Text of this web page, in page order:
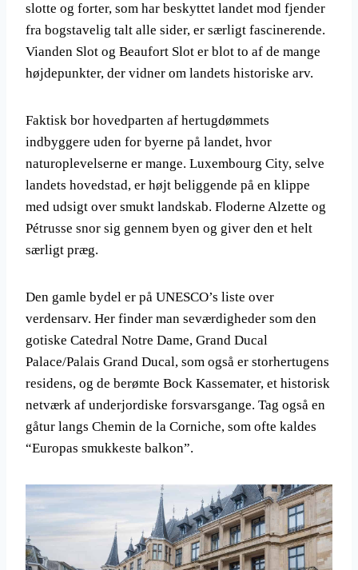
slotte og forter, som har beskyttet landet mod fjender
fra bogstavelig talt alle sider, er særligt fascinerende.
Vianden Slot og Beaufort Slot er blot to af de mange
højdepunkter, der vidner om landets historiske arv.
Faktisk bor hovedparten af hertugdømmets
indbyggere uden for byerne på landet, hvor
naturoplevelserne er mange. Luxembourg City, selve
landets hovedstad, er højt beliggende på en klippe
med udsigt over smukt landskab. Floderne Alzette og
Pétrusse snor sig gennem byen og giver den et helt
særligt præg.
Den gamle bydel er på UNESCO’s liste over
verdensarv. Her finder man seværdigheder som den
gotiske Catedral Notre Dame, Grand Ducal
Palace/Palais Grand Ducal, som også er storhertugens
residens, og de berømte Bock Kassemater, et historisk
netværk af underjordiske forsvarsgange. Tag også en
gåtur langs Chemin de la Corniche, som ofte kaldes
“Europas smukkeste balkon”.